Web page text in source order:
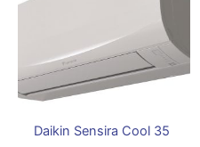
Daikin Sensira Cool 35